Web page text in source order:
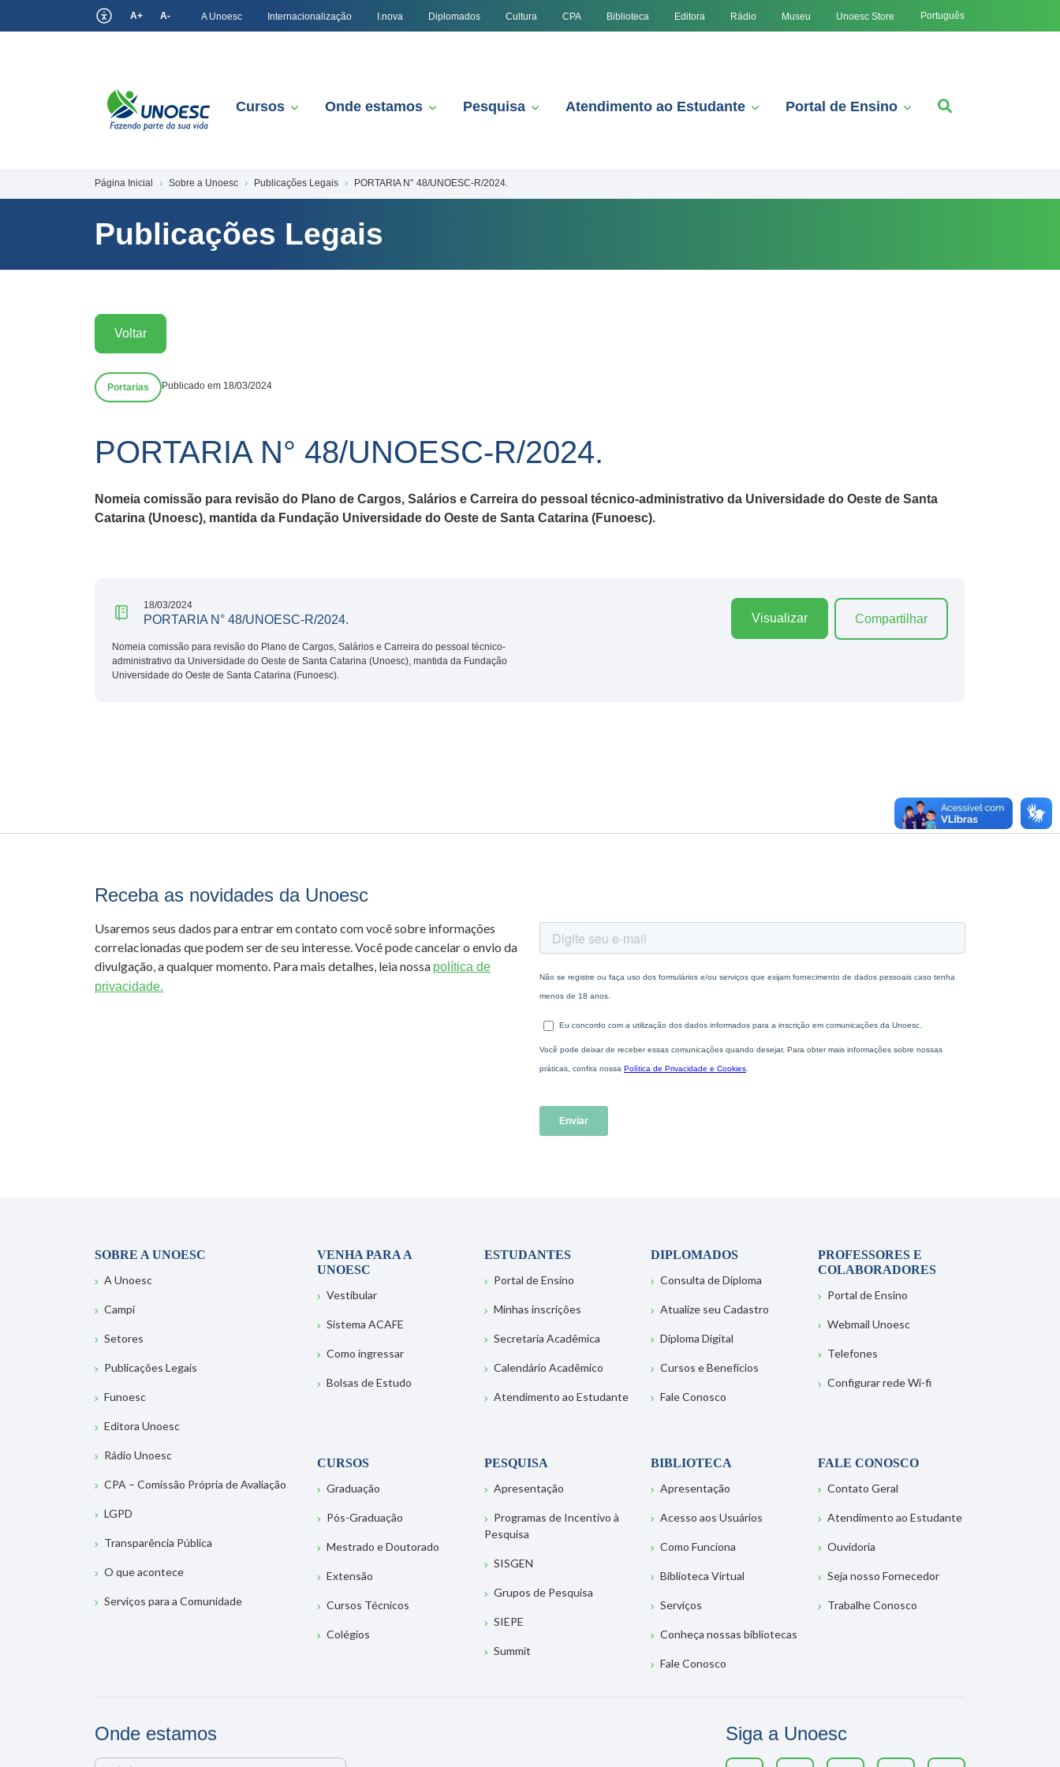
A+ A- A Unoesc Internacionalização I.nova Diplomados Cultura CPA Biblioteca Editora Rádio Museu Unoesc Store Português
Cursos Onde estamos Pesquisa Atendimento ao Estudante Portal de Ensino
Página Inicial Sobre a Unoesc Publicações Legais PORTARIA N° 48/UNOESC-R/2024.
Publicações Legais
Voltar
Portarias Publicado em 18/03/2024
PORTARIA N° 48/UNOESC-R/2024.
Nomeia comissão para revisão do Plano de Cargos, Salários e Carreira do pessoal técnico-administrativo da Universidade do Oeste de Santa
Catarina (Unoesc), mantida da Fundação Universidade do Oeste de Santa Catarina (Funoesc).
18/03/2024
PORTARIA N° 48/UNOESC-R/2024.
Nomeia comissão para revisão do Plano de Cargos, Salários e Carreira do pessoal técnico-
administrativo da Universidade do Oeste de Santa Catarina (Unoesc), mantida da Fundação
Universidade do Oeste de Santa Catarina (Funoesc).
Visualizar Compartilhar
Receba as novidades da Unoesc
Usaremos seus dados para entrar em contato com você sobre informações
correlacionadas que podem ser de seu interesse. Você pode cancelar o envio da
divulgação, a qualquer momento. Para mais detalhes, leia nossa política de
privacidade.
SOBRE A UNOESC
A Unoesc
Campi
Setores
Publicações Legais
Funoesc
Editora Unoesc
Rádio Unoesc
CPA – Comissão Própria de Avaliação
LGPD
Transparência Pública
O que acontece
Serviços para a Comunidade
VENHA PARA A
UNOESC
Vestibular
Sistema ACAFE
Como ingressar
Bolsas de Estudo
ESTUDANTES
Portal de Ensino
Minhas inscrições
Secretaria Acadêmica
Calendário Acadêmico
Atendimento ao Estudante
DIPLOMADOS
Consulta de Diploma
Atualize seu Cadastro
Diploma Digital
Cursos e Benefícios
Fale Conosco
PROFESSORES E
COLABORADORES
Portal de Ensino
Webmail Unoesc
Telefones
Configurar rede Wi-fi
CURSOS
Graduação
Pós-Graduação
Mestrado e Doutorado
Extensão
Cursos Técnicos
Colégios
PESQUISA
Apresentação
Programas de Incentivo à
Pesquisa
SISGEN
Grupos de Pesquisa
SIEPE
Summit
BIBLIOTECA
Apresentação
Acesso aos Usuários
Como Funciona
Biblioteca Virtual
Serviços
Conheça nossas bibliotecas
Fale Conosco
FALE CONOSCO
Contato Geral
Atendimento ao Estudante
Ouvidoria
Seja nosso Fornecedor
Trabalhe Conosco
Onde estamos Siga a Unoesc